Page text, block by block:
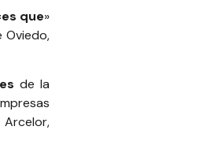
es que»
Oviedo,
de la
Arcelor,